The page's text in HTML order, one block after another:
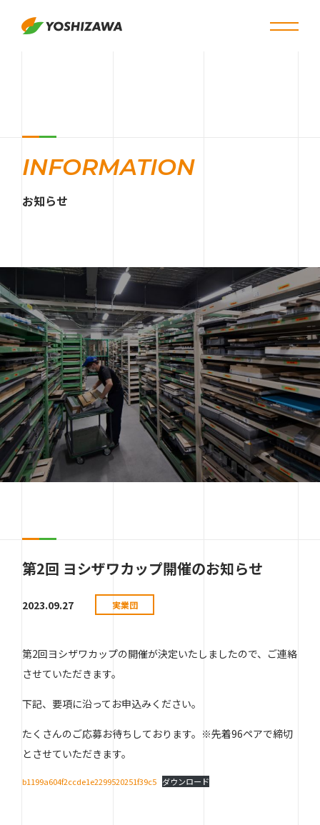
INFORMATION
お知らせ
第2回 ヨシザワカップ開催のお知らせ
2023.09.27 実業団
第2回ヨシザワカップの開催が決定いたしましたので、ご連絡
させていただきます。
下記、要項に沿ってお申込みください。
たくさんのご応募お待ちしております。※先着96ペアで締切
とさせていただきます。
b1199a604f2ccde1e2299520251f39c5 ダウンロード